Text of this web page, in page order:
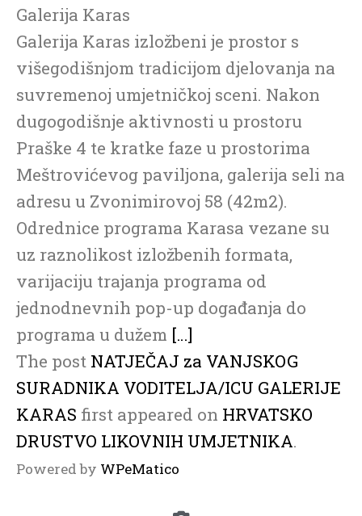
Galerija Karas
Galerija Karas izložbeni je prostor s
višegodišnjom tradicijom djelovanja na
suvremenoj umjetničkoj sceni. Nakon
dugogodišnje aktivnosti u prostoru
Praške 4 te kratke faze u prostorima
Meštrovićevog paviljona, galerija seli na
adresu u Zvonimirovoj 58 (42m2).
Odrednice programa Karasa vezane su
uz raznolikost izložbenih formata,
varijaciju trajanja programa od
jednodnevnih pop-up događanja do
programa u dužem […]
The post NATJEČAJ za VANJSKOG
SURADNIKA VODITELJA/ICU GALERIJE
KARAS first appeared on HRVATSKO
DRUSTVO LIKOVNIH UMJETNIKA.
Powered by WPeMatico